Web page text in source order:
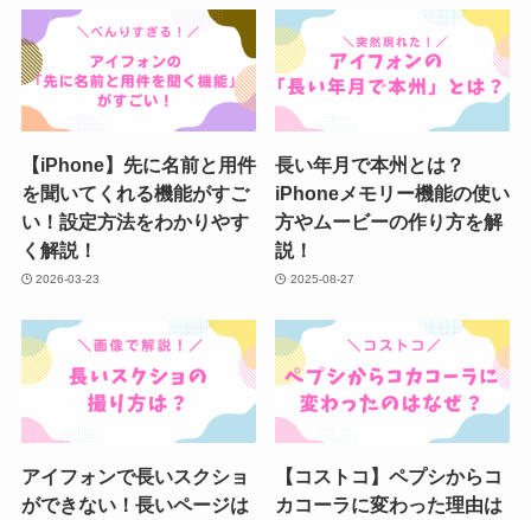
【iPhone】先に名前と用件
を聞いてくれる機能がすご
い！設定方法をわかりやす
く解説！
2026-03-23
長い年月で本州とは？
iPhoneメモリー機能の使い
方やムービーの作り方を解
説！
2025-08-27
アイフォンで長いスクショ
ができない！長いページは
【コストコ】ペプシからコ
カコーラに変わった理由は